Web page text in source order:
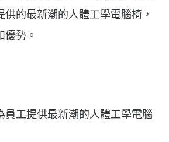
的最新潮的人體工學電腦椅，
優勢。
員工提供最新潮的人體工學電腦